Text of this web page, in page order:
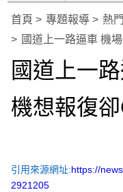
首頁 專題報導
熱
國道上一路逼車 機
國道上一
機想報復
引用來源網址:https://
2921205